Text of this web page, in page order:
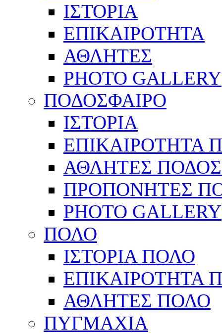
ΙΣΤΟΡΙΑ
ΕΠΙΚΑΙΡΟΤΗΤΑ
ΑΘΛΗΤΕΣ
PHOTO GALLERY
ΠΟΔΟΣΦΑΙΡΟ
ΙΣΤΟΡΙΑ
ΕΠΙΚΑΙΡΟΤΗΤΑ
ΑΘΛΗΤΕΣ
ΠΡΟΠΟΝΗΤΕΣ
PHOTO GALLERY
ΠΟΛΟ
ΙΣΤΟΡΙΑ ΠΟΛΟ
ΕΠΙΚΑΙΡΟΤΗΤΑ
ΑΘΛΗΤΕΣ ΠΟΛΟ
ΠΥΓΜΑΧΙΑ